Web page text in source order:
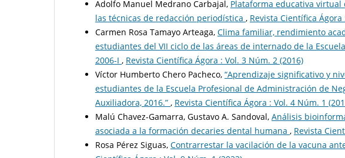
Adolfo Manuel Medrano Carbajal, Plataforma educativa
las técnicas de redacción periodística , Revista Científica
Carmen Rosa Tamayo Arteaga, Clima familiar, rendimiento
estudiantes del VII ciclo de las áreas de internado de la
2006-I , Revista Científica Ágora : Vol. 3 Núm. 2 (2016)
Víctor Humberto Chero Pacheco, “Aprendizaje significativo y
estudiantes de la Escuela Profesional de Administración de
Auxiliadora, 2016.” , Revista Científica Ágora : Vol. 4 Núm. 1
Malú Chavez-Gamarra, Gustavo A. Sandoval, Análisis
asociada a la formación decaries dental humana , Revista
Rosa Pérez Siguas, Contrarrestar la vacilación de la vacuna